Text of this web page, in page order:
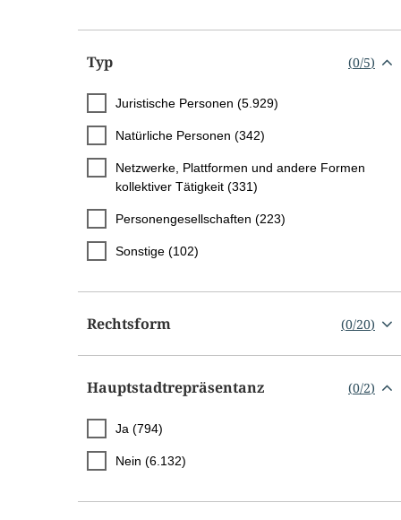
Typ (0/5)
Juristische Personen (5.929)
Natürliche Personen (342)
Netzwerke, Plattformen und andere Formen
kollektiver Tätigkeit (331)
Personengesellschaften (223)
Sonstige (102)
Rechtsform (0/20)
Hauptstadtrepräsentanz (0/2)
Ja (794)
Nein (6.132)